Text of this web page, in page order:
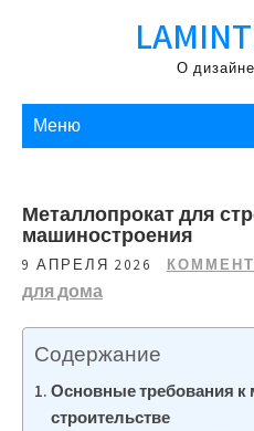
О
Меню
Металлопрокат для
машиностроения
9 АПРЕЛЯ 2026
для дома
Содержание
Основные требования к
строительстве